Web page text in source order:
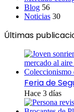
Blog 56
Noticias 30
Últimas
Feria de
Hace 3 días